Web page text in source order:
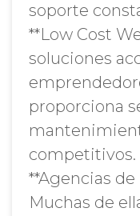
soporte
**Low Cost
soluciones
proporciona
competitivos.
**Agencias
Muchas de